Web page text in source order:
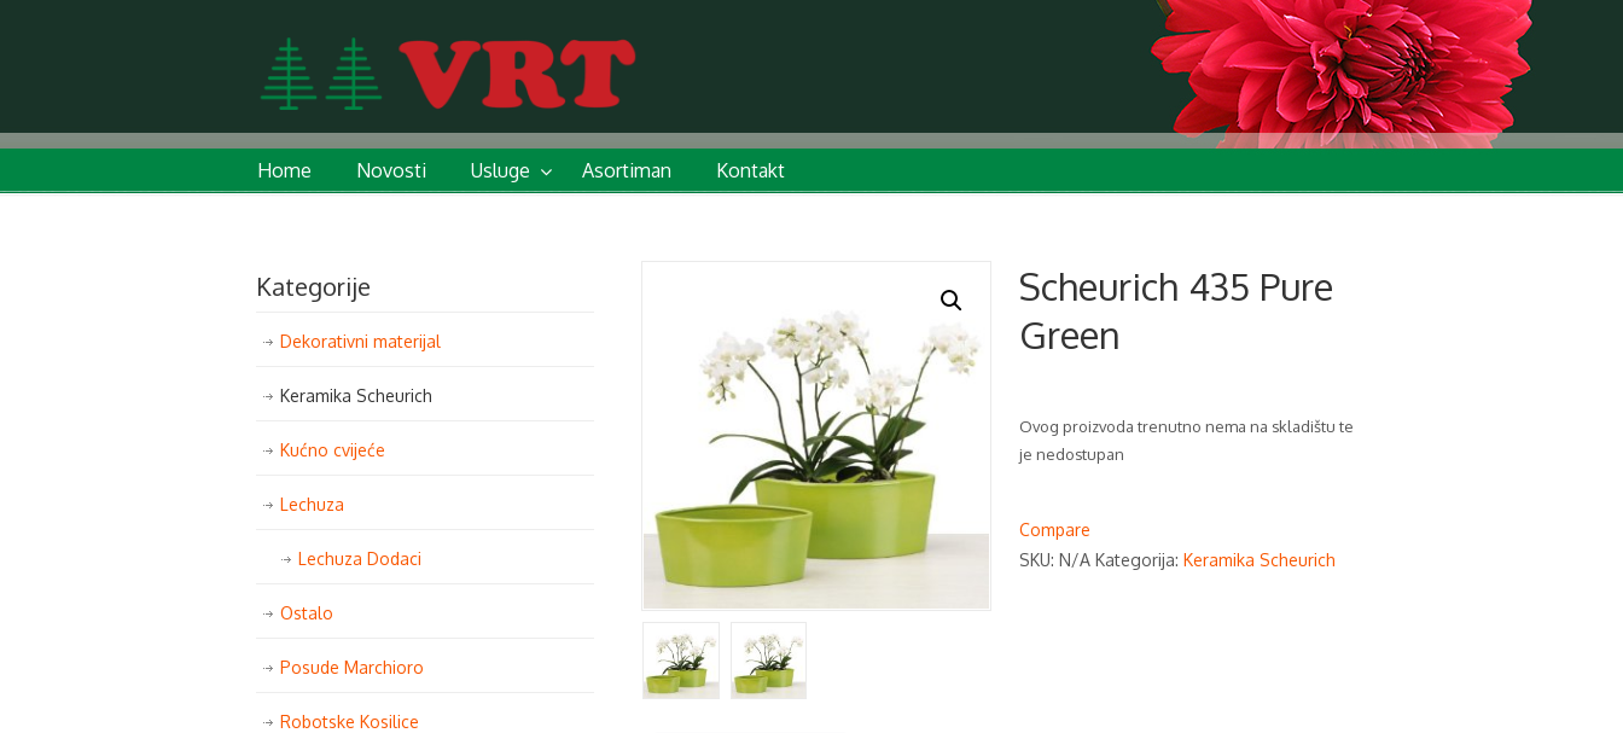
Home Novosti Usluge Asortiman Kontakt
Scheurich 435 Pure
Green
Ovog proizvoda trenutno nema na skladištu te
je nedostupan
Compare
SKU: N/A Kategorija: Keramika Scheurich
Kategorije
Dekorativni materijal
Keramika Scheurich
Kućno cvijeće
Lechuza
Lechuza Dodaci
Ostalo
Posude Marchioro
Robotske Kosilice